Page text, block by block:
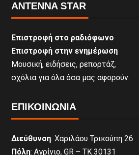
ANTENNA STAR
Επιστροφή στο ραδιόφωνο
Επιστροφή στην ενημέρωση
Μουσική, ειδήσεις, ρεπορτάζ,
σχόλια για όλα όσα μας αφορούν.
ΕΠΙΚΟΙΝΩΝΊΑ
Διεύθυνση: Χαριλάου Τρικούπη 26
Πόλη: Αγρίνιο, GR – ΤΚ 30131